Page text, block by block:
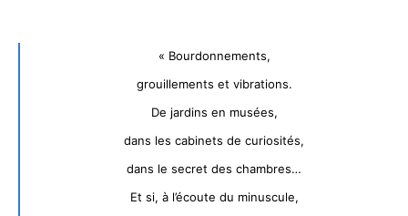
« Bourdonnements,
grouillements et vibrations.
De jardins en musées,
dans les cabinets de curiosités,
dans le secret des chambres…
Et si, à l’écoute du minuscule,